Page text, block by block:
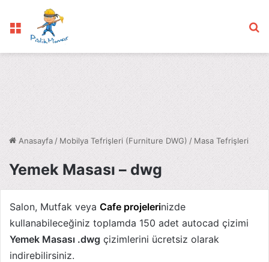
Menü
Anasayfa / Mobilya Tefrişleri (Furniture DWG) /Masa Tefrişleri
Yemek Masası – dwg
Salon, Mutfak veya Cafe projelerinizde
kullanabileceğiniz toplamda 150 adet autocad çizimi
Yemek Masası .dwg çizimlerini ücretsiz olarak
indirebilirsiniz.